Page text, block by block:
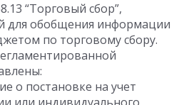
“Торговый сбор”,
для обобщения информации
по торговому сбору.
о постановке на учет